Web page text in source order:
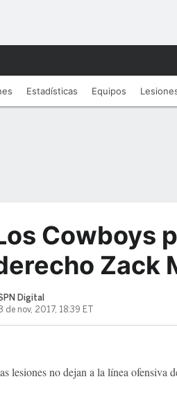
Estadísticas Equipos
Cowboys
Zack
Digital
de nov, 2017, 18:39 ET
lesiones no dejan a la línea ofensiva